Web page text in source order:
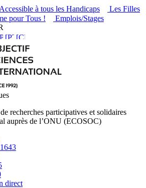
Accessible à tous les Handicaps
Les Filles
pour Tous !
Emplois/Stages
recherches participatives et solidaires
auprès de l’ONU (ECOSOC)
direct